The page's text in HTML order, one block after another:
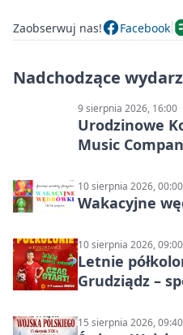
Zaobserwuj nas! Facebook
Nadchodzące
9 sierpnia 2026, 16:00
Urodzinowe
Music
10 sierpnia 2026, 00:00
Wakacyjne
10 sierpnia 2026, 09:00
Letnie
Grudziądz –
15 sierpnia 2026, 09:40